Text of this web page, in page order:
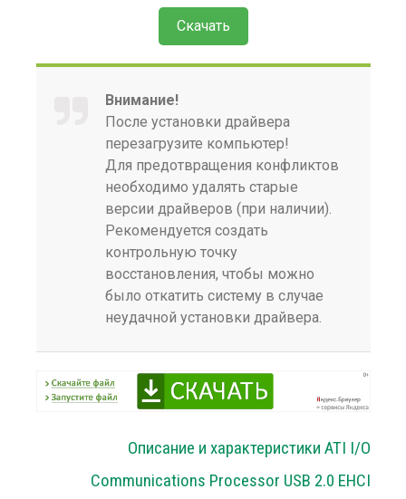
Скачать
Внимание!
После установки драйвера
перезагрузите компьютер!
Для предотвращения конфликтов
необходимо удалять старые
версии драйверов (при наличии).
Рекомендуется создать
контрольную точку
восстановления, чтобы можно
было откатить систему в случае
неудачной установки драйвера.
Описание и характеристики ATI I/O
Communications Processor USB 2.0 EHCI